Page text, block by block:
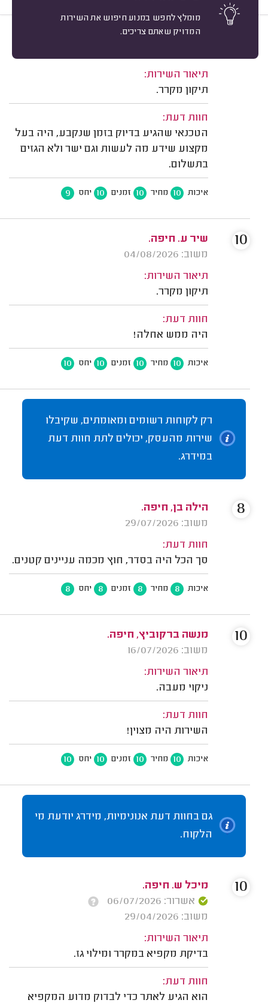
מומלץ לחפש במנוע חיפוש את השירות
המדויק שאתם צריכים.
אליהו קרפמן, חיפה.
תיאור השירות:
תיקון מקרר.
חוות דעת:
הטכנאי שהגיע בדיוק בזמן שנקבע, היה בעל
מקצוע שידע מה לעשות וגם ישר ולא הגזים
בתשלום.
איכות 10 מחיר 10 זמנים 10 יחס 9
שיר ע. חיפה.
משוב: 04/08/2026
תיאור השירות:
תיקון מקרר.
חוות דעת:
היה ממש אחלה!
איכות 10 מחיר 10 זמנים 10 יחס 10
10
רק לקוחות רשומים ומאומתים, שקיבלו
שירות מהעסק, יכולים לתת חוות דעת
במידרג.
הילה בן, חיפה.
משוב: 29/07/2026
חוות דעת:
סך הכל היה בסדר, חוץ מכמה עניינים קטנים.
איכות 8 מחיר 8 זמנים 8 יחס 8
8
מנשה ברקוביץ, חיפה.
משוב: 16/07/2026
תיאור השירות:
ניקוי מעבה.
חוות דעת:
השירות היה מצוין!
איכות 10 מחיר 10 זמנים 10 יחס 10
10
גם בחוות דעת אנונימיות, מידרג יודעת מי
הלקוח.
מיכל ש. חיפה.
אשרור: 06/07/2026
משוב: 29/04/2026
תיאור השירות:
בדיקת מקפיא במקרר ומילוי גז.
חוות דעת:
הוא הגיע לאתר כדי לבדוק מדוע המקפיא
10